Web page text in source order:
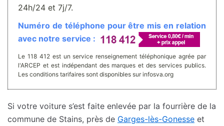
24h/24 et 7j/7.
Numéro de téléphone pour être mis en relation
avec notre service :
Le 118 412 est un service renseignement téléphonique agrée par
l'ARCEP et est indépendant des marques et des services publics.
Les conditions tarifaires sont disponibles sur infosva.org
Si votre voiture s’est faite enlevée par la fourrière de la
commune de Stains, près de Garges-lès-Gonesse et